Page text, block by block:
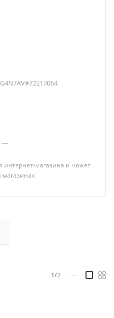
—
интернет-магазина и может
магазинах
1/2